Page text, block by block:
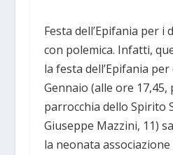
Festa dell’Epifania per i
con polemica. Infatti,
la festa dell’Epifania
Gennaio (alle ore 17,45,
parrocchia dello Spirito
Giuseppe Mazzini, 11)
la neonata